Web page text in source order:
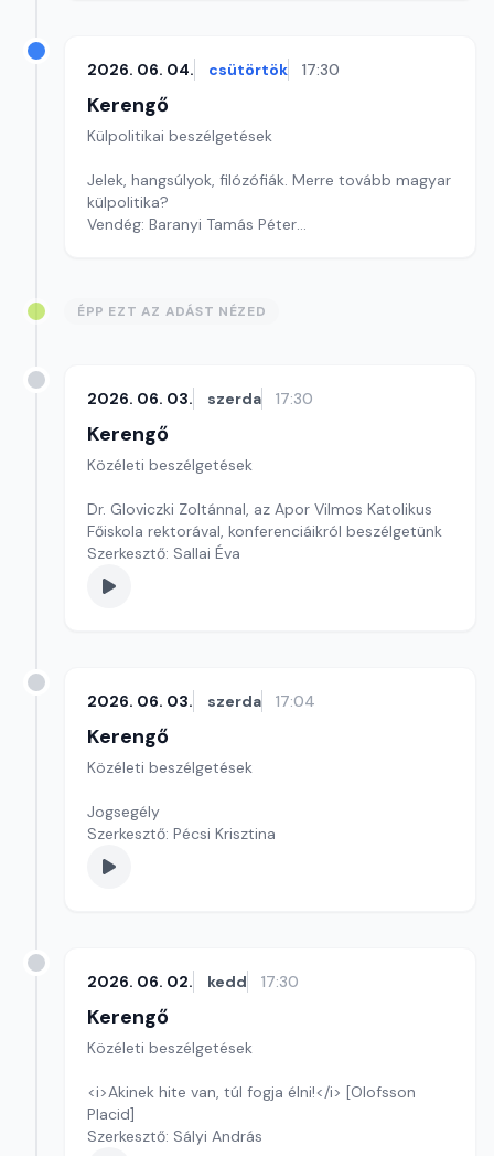
2026. 06. 04. csütörtök 17:30
Kerengő
Külpolitikai beszélgetések
Jelek, hangsúlyok, filózófiák. Merre tovább magyar
külpolitika?
Vendég: Baranyi Tamás Péter
ÉPP EZT AZ ADÁST NÉZED
2026. 06. 03. szerda 17:30
Kerengő
Közéleti beszélgetések
Dr. Gloviczki Zoltánnal, az Apor Vilmos Katolikus
Főiskola rektorával, konferenciáikról beszélgetünk
Szerkesztő: Sallai Éva
2026. 06. 03. szerda 17:04
Kerengő
Közéleti beszélgetések
Jogsegély
Szerkesztő: Pécsi Krisztina
2026. 06. 02. kedd 17:30
Kerengő
Közéleti beszélgetések
<i>Akinek hite van, túl fogja élni!</i> [Olofsson
Placid]
Szerkesztő: Sályi András